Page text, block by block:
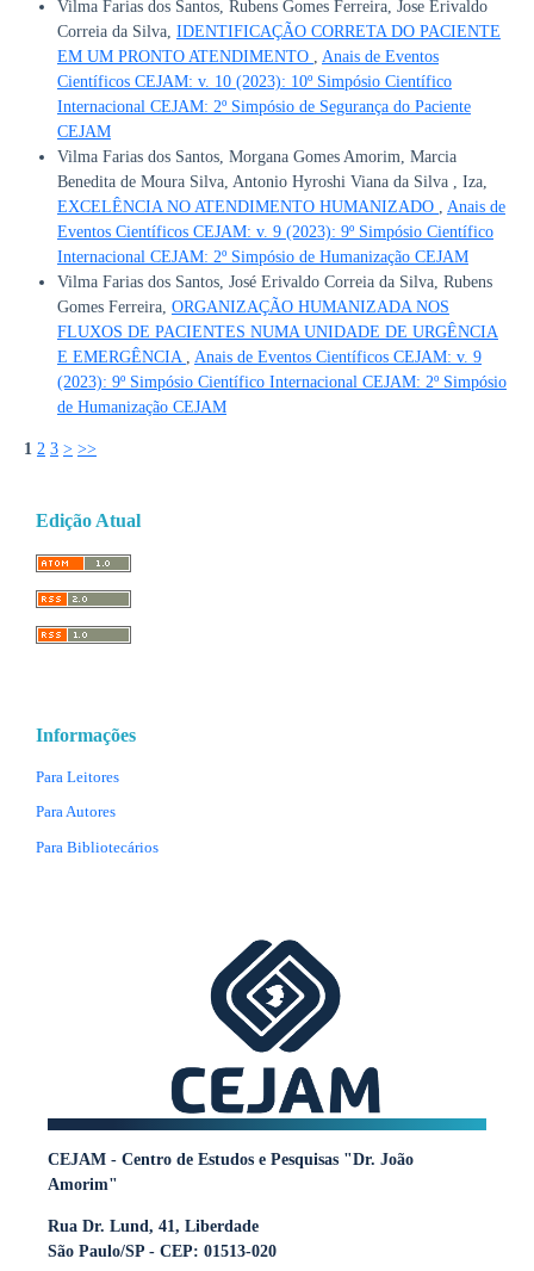
Vilma Farias dos Santos, Rubens Gomes Ferreira, Jose Erivaldo
Correia da Silva, IDENTIFICAÇÃO CORRETA DO PACIENTE
EM UM PRONTO ATENDIMENTO
Anais de Eventos
Científicos CEJAM: v. 10 (2023): 10º Simpósio Científico
Internacional CEJAM: 2º Simpósio de Segurança do Paciente
CEJAM
Vilma Farias dos Santos, Morgana Gomes Amorim, Marcia
Benedita de Moura Silva, Antonio Hyroshi Viana da Silva , Iza,
EXCELÊNCIA NO ATENDIMENTO HUMANIZADO
Anais de
Eventos Científicos CEJAM: v. 9 (2023): 9º Simpósio Científico
Internacional CEJAM: 2º Simpósio de Humanização CEJAM
Vilma Farias dos Santos, José Erivaldo Correia da Silva, Rubens
Gomes Ferreira, ORGANIZAÇÃO HUMANIZADA NOS
FLUXOS DE PACIENTES NUMA UNIDADE DE URGÊNCIA
E EMERGÊNCIA
Anais de Eventos Científicos CEJAM: v. 9
(2023): 9º Simpósio Científico Internacional CEJAM: 2º Simpósio
de Humanização CEJAM
1 2 3 > >>
Edição Atual
Informações
Para Leitores
Para Autores
Para Bibliotecários
CEJAM - Centro de Estudos e Pesquisas "Dr. João
Amorim"
Rua Dr. Lund, 41, Liberdade
São Paulo/SP - CEP: 01513-020